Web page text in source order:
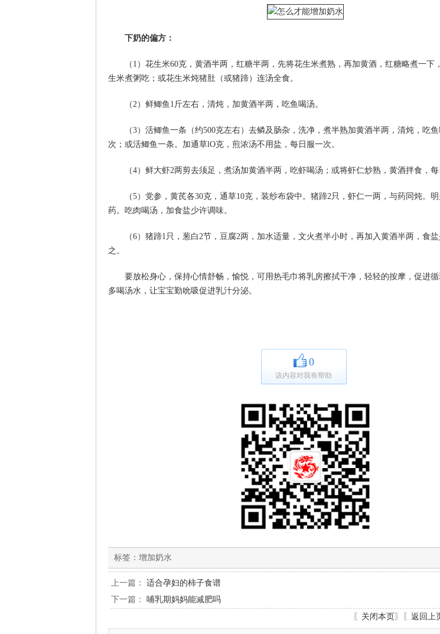
下奶的偏方：
（1）花生米60克，黄酒半两，红糖半两，先将花生米煮熟，再加黄酒，红糖略煮一下
生米煮粥吃；或花生米炖猪肚（或猪蹄）连汤全食。
（2）鲜鲫鱼1斤左右，清炖，加黄酒半两，吃鱼喝汤。
（3）活鲫鱼一条（约500克左右）去鳞及肠杂，洗净，煮半熟加黄酒半两，清炖，吃
次；或活鲫鱼一条。加通草lO克，煎浓汤不用盐，每日服一次。
（4）鲜大虾2两剪去须足，煮汤加黄酒半两，吃虾喝汤；或将虾仁炒熟，黄酒拌食，每
（5）党参，黄芪各30克，通草10克，装纱布袋中。猪蹄2只，虾仁一两，与药同炖。
药。吃肉喝汤，加食盐少许调味。
（6）猪蹄1只，葱白2节，豆腐2两，加水适量，文火煮半小时，再加入黄酒半两，食
之。
要放松身心，保持心情舒畅，愉悦，可用热毛巾将乳房擦拭干净，轻轻的按摩，促进
多喝汤水，让宝宝勤吮吸促进乳汁分泌。
0
该内容对我有帮助
标签： 增加奶水
上一篇： 适合孕妇的柿子食谱
下一篇： 哺乳期妈妈能减肥吗
〖 关闭本页〗〖 返回上